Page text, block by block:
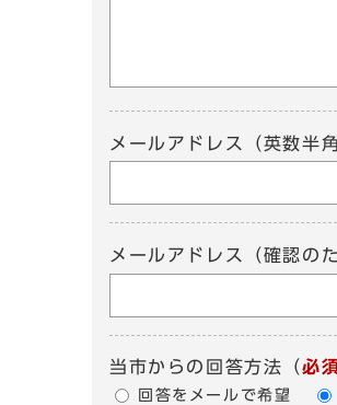
メールアドレス（英数半角
メールアドレス（確認の
当市からの回答方法 （必
回答をメールで希望